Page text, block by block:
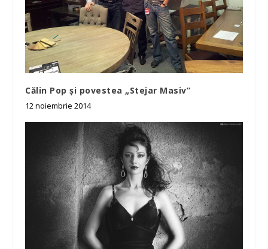
Călin Pop și povestea „Stejar Masiv”
12 noiembrie 2014